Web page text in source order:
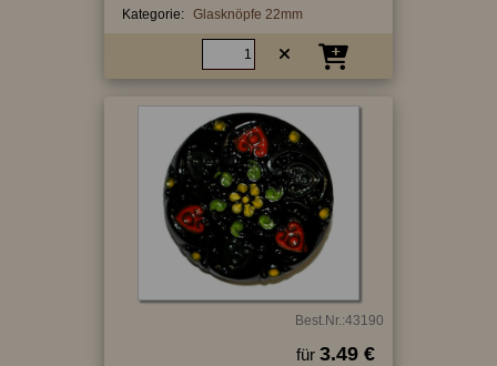
Kategorie: Glasknöpfe 22mm
Best.Nr.:43190
für 3.49 €